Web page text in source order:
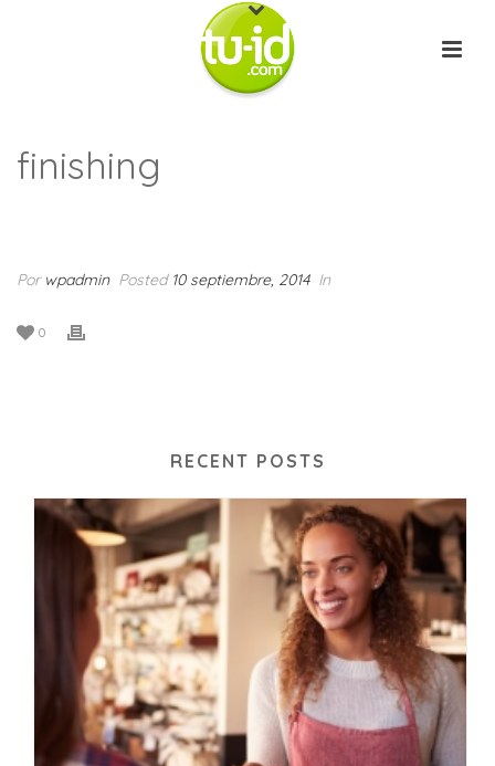
finishing
Por wpadmin Posted 10 septiembre, 2014 In
0
RECENT POSTS